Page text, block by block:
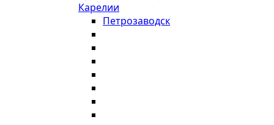
Карелии
Петрозаводск